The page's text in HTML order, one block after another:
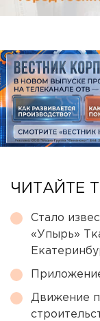
ЧИТАЙТЕ
Стало
«Упырь»
Движение